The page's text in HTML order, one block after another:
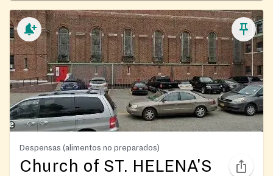
Despensas (alimentos no preparados)
Church of ST. HELENA'S